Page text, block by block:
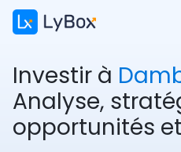
Investir à
Analyse,
opportunités